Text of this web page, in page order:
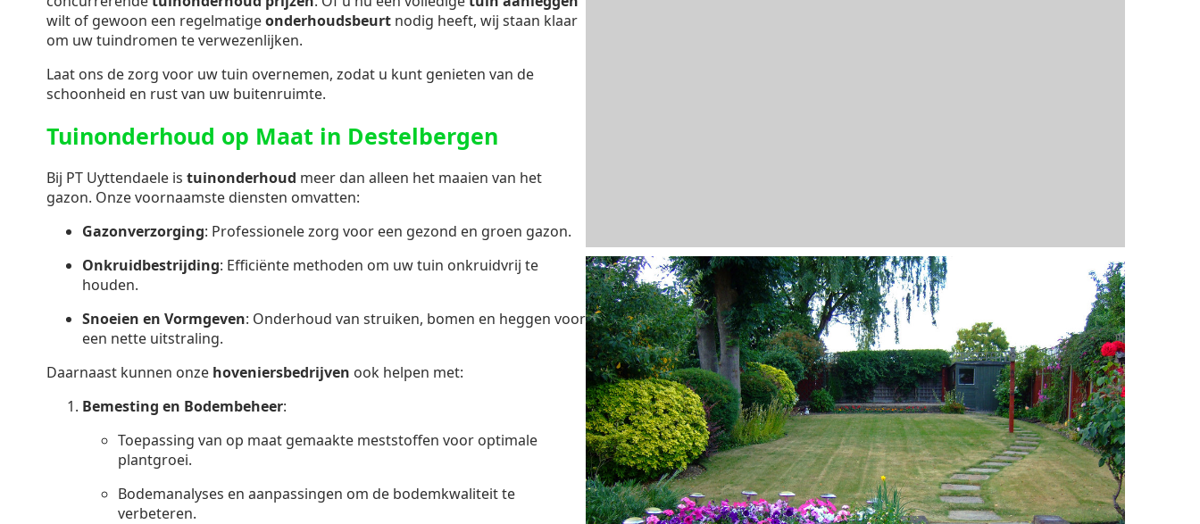
wilt of gewoon een regelmatigeonderhoudsbeurt nodig heeft, wij staan klaar
om uw tuindromen te verwezenlijken.
Laat ons de zorg voor uw tuin overnemen, zodat u kunt genieten van de
schoonheid en rust van uw buitenruimte.
Tuinonderhoud op Maat in Destelbergen
Bij PT Uyttendaele is tuinonderhoud meer dan alleen het maaien van het
gazon. Onze voornaamste diensten omvatten:
Gazonverzorging: Professionele zorg voor een gezond en groen gazon.
Onkruidbestrijding: Efficiënte methoden om uw tuin onkruidvrij te
houden.
Snoeien en Vormgeven: Onderhoud van struiken, bomen en heggen voor
een nette uitstraling.
Daarnaast kunnen onze hoveniersbedrijven ook helpen met:
Bemesting en Bodembeheer:
Toepassing van op maat gemaakte meststoffen voor optimale
plantgroei.
Bodemanalyses en aanpassingen om de bodemkwaliteit te
verbeteren.